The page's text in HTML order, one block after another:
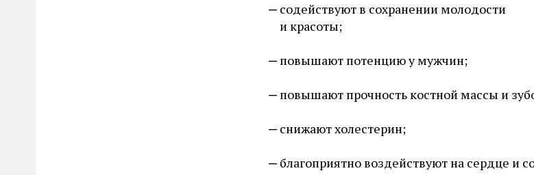
содействуют в сохранении молодости
и красоты;
повышают потенцию у мужчин;
повышают прочность костной массы и
снижают холестерин;
благоприятно воздействуют на сердце и